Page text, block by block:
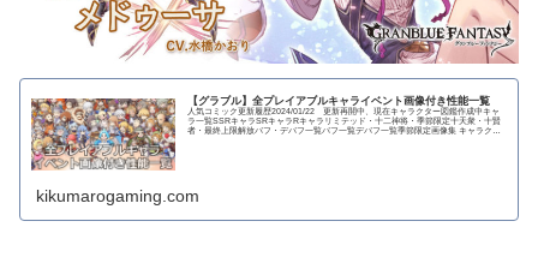
【グラブル】全プレイアブルキャライベント画像付き性能一覧
人気コミック更新履歴2024/01/22 更新再開中、現在キャラクター図鑑作成中キャ
ラ一覧SSRキャラSRキャラRキャラリミテッド・十二神将・季節限定十天衆・十賢
者・最終上限解放バフ・デバフ一覧バフ一覧デバフ一覧季節限定画像集 キャラクタ
kikumarogaming.com